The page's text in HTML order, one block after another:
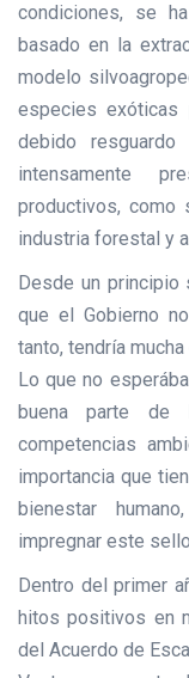
condiciones, se
basado en la
modelo
especies
debido resguardo
intensamente
productivos, como
industria forestal y
Desde un principio
que el Gobierno
tanto, tendría
Lo que no
buena parte de
competencias
importancia que
bienestar
impregnar este
Dentro del primer
hitos positivos en
del Acuerdo de